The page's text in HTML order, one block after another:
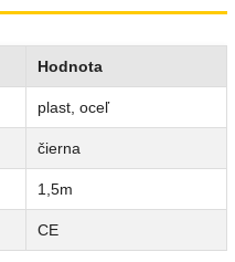
Hodnota
plast, oceľ
čierna
1,5m
CE